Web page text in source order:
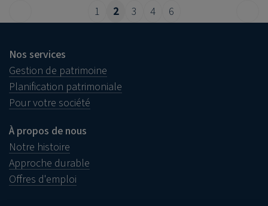
1
2 3 4 6
Nos services
Gestion de patrimoine
Planification patrimoniale
Pour votre société
À propos de nous
Notre histoire
Approche durable
Offres d'emploi